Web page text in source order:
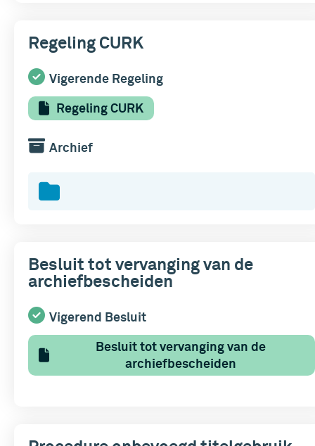
Regeling CURK
Vigerende Regeling
Regeling CURK
Archief
Besluit tot vervanging van de
archiefbescheiden
Vigerend Besluit
Besluit tot vervanging van de
archiefbescheiden